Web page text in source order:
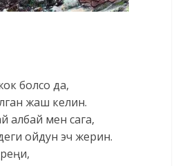
болсо да,
жаш келин.
албай мен сага,
ойдун эч жерин.